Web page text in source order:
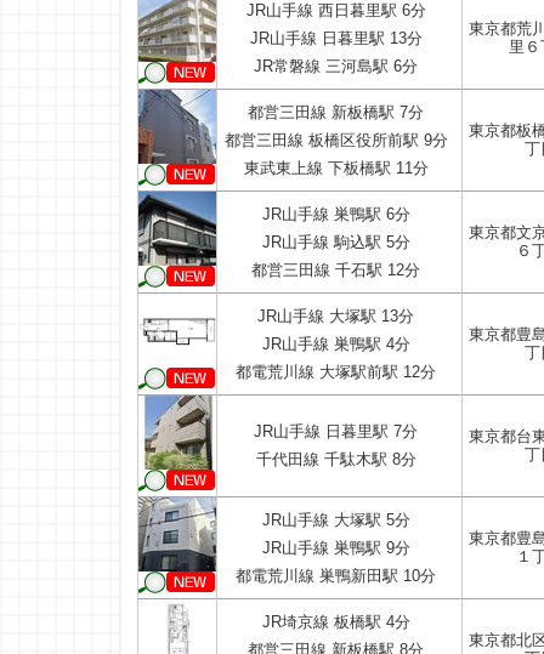
JR山手線 西日暮里駅 6分
JR山手線 日暮里駅 13分
JR常磐線 三河島駅 6分
東京都荒
里６
都営三田線 新板橋駅 7分
都営三田線 板橋区役所前駅 9分
東武東上線 下板橋駅 11分
東京都板
丁
JR山手線 巣鴨駅 6分
JR山手線 駒込駅 5分
都営三田線 千石駅 12分
東京都文
６
JR山手線 大塚駅 13分
JR山手線 巣鴨駅 4分
都電荒川線 大塚駅前駅 12分
東京都豊
丁
JR山手線 日暮里駅 7分
千代田線 千駄木駅 8分
東京都台
丁
JR山手線 大塚駅 5分
JR山手線 巣鴨駅 9分
都電荒川線 巣鴨新田駅 10分
東京都豊
１
JR埼京線 板橋駅 4分
都営三田線 新板橋駅 8分
東京都北